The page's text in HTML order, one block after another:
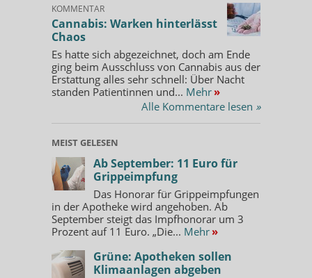
KOMMENTAR
Cannabis: Warken hinterlässt
Chaos
Es hatte sich abgezeichnet, doch am Ende
ging beim Ausschluss von Cannabis aus der
Erstattung alles sehr schnell: Über Nacht
standen Patientinnen und... Mehr »
Alle Kommentare lesen »
MEIST GELESEN
Ab September: 11 Euro für
Grippeimpfung
Das Honorar für Grippeimpfungen
in der Apotheke wird angehoben. Ab
September steigt das Impfhonorar um 3
Prozent auf 11 Euro. „Die... Mehr »
Grüne: Apotheken sollen
Klimaanlagen abgeben